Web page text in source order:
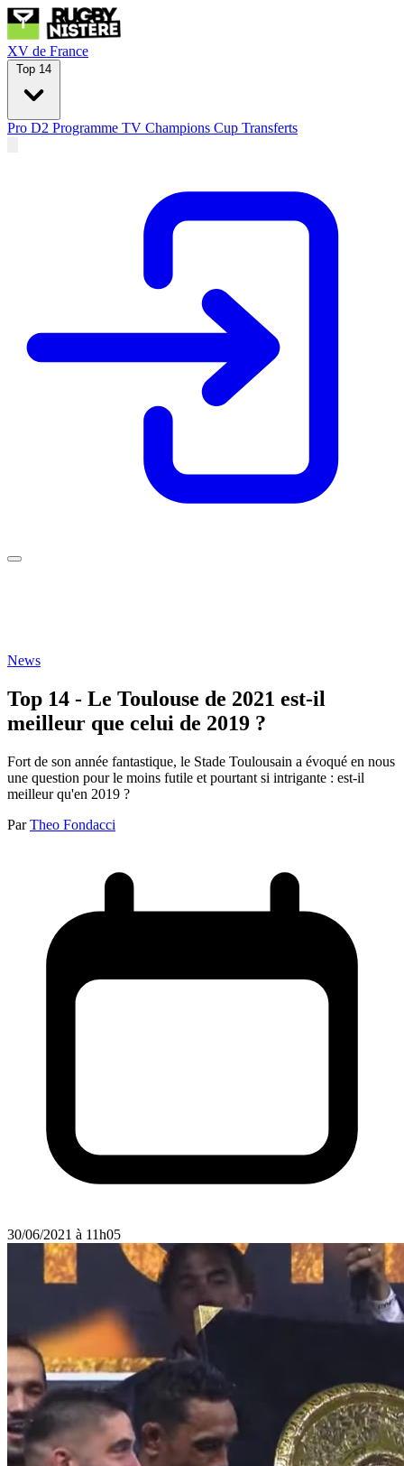
XV de France
Top 14
Pro D2 Programme TV Champions Cup Transferts
News
Top 14 - Le Toulouse de 2021 est-il
meilleur que celui de 2019 ?
Fort de son année fantastique, le Stade Toulousain a évoqué en nous
une question pour le moins futile et pourtant si intrigante : est-il
meilleur qu'en 2019 ?
Par Theo Fondacci
30/06/2021 à 11h05